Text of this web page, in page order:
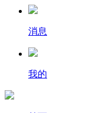
消息
我的